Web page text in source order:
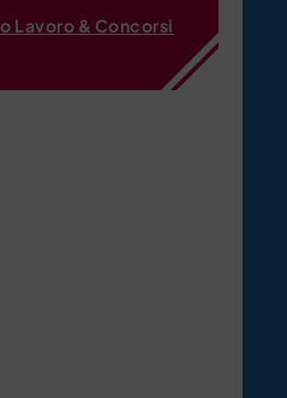
Lavoro & Concorsi